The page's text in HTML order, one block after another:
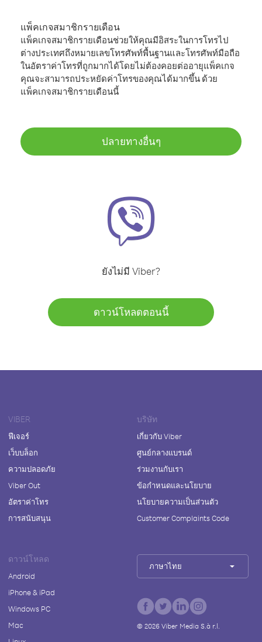
แพ็คเกจสมาชิกรายเดือน
แพ็คเกจสมาชิกรายเดือนช่วยให้คุณมีอิสระในการโทรไป
ต่างประเทศถึงหมายเลขโทรศัพท์พื้นฐานและโทรศัพท์มือถือ
ในอัตราค่าโทรที่ถูกมากได้โดยไม่ต้องคอยต่ออายุแพ็คเกจ
คุณจะสามารถประหยัดค่าโทรของคุณได้มากขึ้น ด้วย
แพ็คเกจสมาชิกรายเดือนนี้
ปลายทางอื่นๆ
ยังไม่มี Viber?
ดาวน์โหลดตอนนี้
VIBER
ฟีเจอร์
เว็บบล็อก
ความปลอดภัย
Viber Out
อัตราค่าโทร
การสนับสนุน
บริษัท
เกี่ยวกับ Viber
ศูนย์กลางแบรนด์
ร่วมงานกับเรา
ข้อกำหนดและนโยบาย
นโยบายความเป็นส่วนตัว
Customer Complaints Code
ดาวน์โหลด
Android
iPhone & iPad
Windows PC
Mac
ภาษาไทย
© 2026Viber Media S.à r.l.